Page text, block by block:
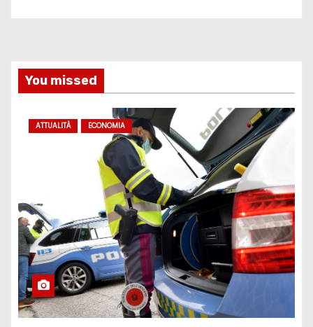
You missed
ATTUALITÀ ECONOMIA